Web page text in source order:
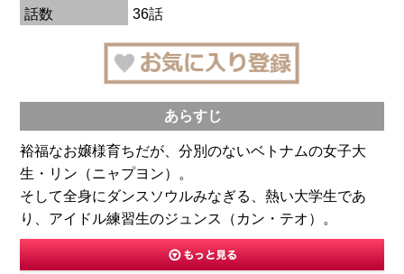
話数
36話
あらすじ
裕福なお嬢様育ちだが、分別のないベトナムの女子大
生・リン（ニャプヨン）。
そして全身にダンスソウルみなぎる、熱い大学生であ
り、アイドル練習生のジュンス（カン・テオ）。